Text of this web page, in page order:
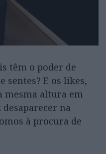
têm o poder de
sentes? E os likes,
mesma altura em
na
à procura de